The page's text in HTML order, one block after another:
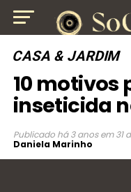
CASA & JARDIM
10 motivos
inseticida
Publicado há 3 anos em 31
Daniela Marinho